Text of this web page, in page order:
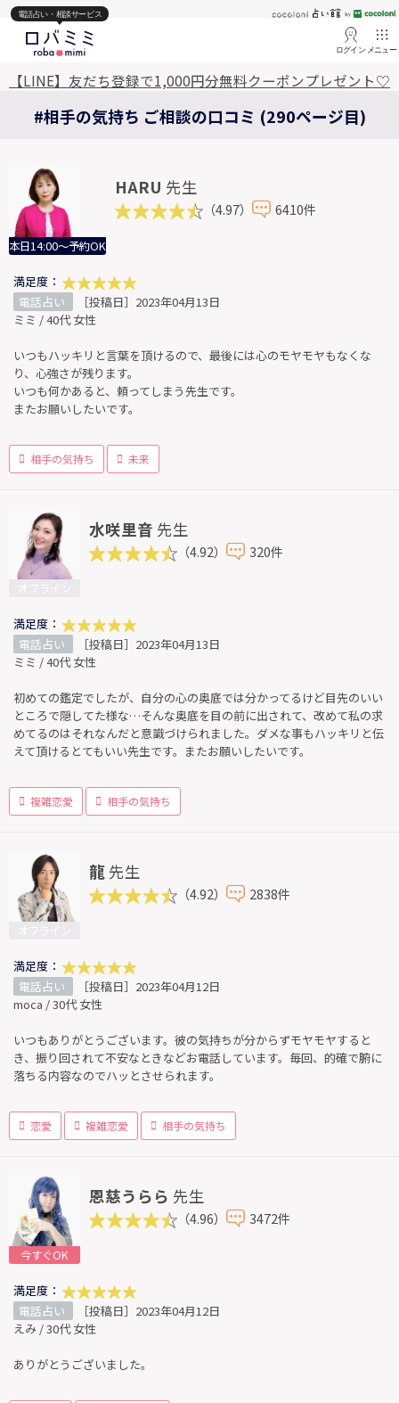
電話占い・相談サービス
ログイン メニュー
【LINE】友だち登録で1,000円分無料クーポンプレゼント♡
#相手の気持ち ご相談の口コミ (290ページ目)
本日14:00～予約OK
HARU 先生
（4.97） 6410件
満足度：
電話占い
［投稿日］2023年04月13日
ミミ / 40代 女性
いつもハッキリと言葉を頂けるので、最後には心のモヤモヤもなくな
り、心強さが残ります。
いつも何かあると、頼ってしまう先生です。
またお願いしたいです。
相手の気持ち 未来
水咲里音 先生
（4.92） 320件
満足度：
電話占い
［投稿日］2023年04月13日
ミミ / 40代 女性
初めての鑑定でしたが、自分の心の奥底では分かってるけど目先のいい
ところで隠してた様な…そんな奥底を目の前に出されて、改めて私の求
めてるのはそれなんだと意識づけられました。ダメな事もハッキリと伝
えて頂けるとてもいい先生です。またお願いしたいです。
複雑恋愛 相手の気持ち
龍 先生
（4.92） 2838件
満足度：
電話占い
［投稿日］2023年04月12日
moca / 30代 女性
いつもありがとうございます。彼の気持ちが分からずモヤモヤすると
き、振り回されて不安なときなどお電話しています。毎回、的確で腑に
落ちる内容なのでハッとさせられます。
恋愛 複雑恋愛 相手の気持ち
今すぐOK
恩慈うらら 先生
（4.96） 3472件
満足度：
電話占い
［投稿日］2023年04月12日
えみ / 30代 女性
ありがとうございました。